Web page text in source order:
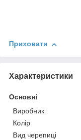
Приховати
Характеристики
Основні
Виробник
Колір
Вид черепиці